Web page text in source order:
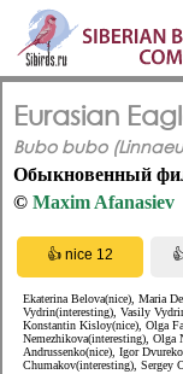
Eurasian
Bubo bubo
Обыкновенный
© Maxim Afanasiev
Ekaterina Belova(nice), Maria
Vydrin(interesting), Vasily
Konstantin Kisloy(nice), Olga
Nemezhikova(interesting), Olga
Andrussenko(nice), Igor
Chumakov(interesting), Sergey